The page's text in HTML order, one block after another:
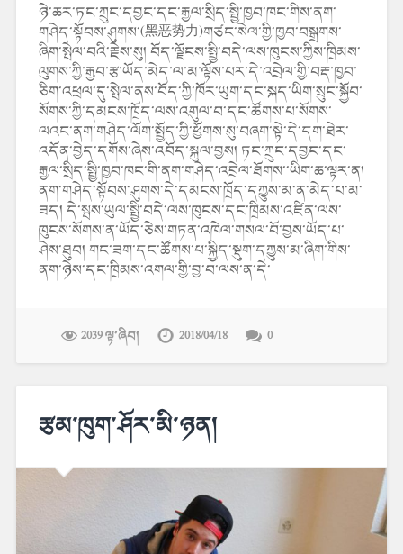
ཉེ་ཆར་ཏང་ཀྲུང་དབྱང་དང་རྒྱལ་སྲིད་སྤྱི་ཁྱབ་ཁང་གིས་ནག་
གཤེད་སྟོབས་ཤུགས་(黑恶势力)གཙང་སེལ་གྱི་ཁྱབ་བསྒྲགས་
ཞིག་སྤེལ་བའི་རྗེས་སུ། བོད་ལྗོངས་སྤྱི་བདེ་ལས་ཁུངས་ཀྱིས་ཁྲིམས་
ལུགས་ཀྱི་རྒྱབ་རྩ་ཡོད་མེད་ལ་མ་ལྟོས་པར་དེ་འབྲེལ་གྱི་བརྡ་ཁྱབ་
ཅིག་འཕྲལ་དུ་སྤེལ་ནས་བོད་ཀྱི་ཁོར་ཡུག་དང་སྐད་ཡིག་སྲུང་སྐྱོབ་
སོགས་ཀྱི་དམངས་ཁྲོད་ལས་འགུལ་བ་དང་ཚོགས་པ་སོགས་
ལའང་ནག་གཤེད་ལོག་སྤྱོད་ཀྱི་ཕྱོགས་སུ་བཞག་སྟེ་དེ་དག་ཐེར་
འདོན་བྱེད་དགོས་ཞེས་འབོད་སྐུལ་བྱས། ཏང་ཀྲུང་དབྱང་དང་
རྒྱལ་སྲིད་སྤྱི་ཁྱབ་ཁང་གི་ནག་གཤེད་འབྲེལ་ཐོགས་་ཡིག་ཆ་ལྟར་ན།
ནག་གཤེད་སྟོབས་ཤུགས་དེ་དམངས་ཁྲོད་དཀྱུས་མ་ན་མེད་པ་མ་
ཟད། དེ་སྦས་ཡུལ་སྤྱི་བདེ་ལས་ཁུངས་དང་ཁྲིམས་འཛིན་ལས་
ཁུངས་སོགས་ན་ཡོད་ཅེས་གཏན་འཁེལ་གསལ་བོ་བྱས་ཡོད་པ་
ཤེས་ཐུབ། གང་ཟག་དང་ཚོགས་པ་སྐྱིད་སྡུག་དཀྱུས་མ་ཞིག་གིས་
ནག་ཉེས་དང་ཁྲིམས་འགལ་གྱི་བྱ་བ་ལས་ན་དེ་
2039 ལྟ་ཞིབ། 2018/04/18 0
རྩམ་ཁུག་ཤོར་མི་ཉན།